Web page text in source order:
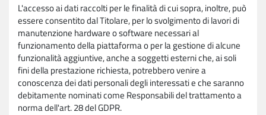
L'accesso ai dati raccolti per le finalità di cui sopra, inoltre, può
essere consentito dal Titolare, per lo svolgimento di lavori di
manutenzione hardware o software necessari al
funzionamento della piattaforma o per la gestione di alcune
funzionalità aggiuntive, anche a soggetti esterni che, ai soli
fini della prestazione richiesta, potrebbero venire a
conoscenza dei dati personali degli interessati e che saranno
debitamente nominati come Responsabili del trattamento a
norma dell'art. 28 del GDPR.